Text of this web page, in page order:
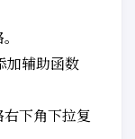
加辅助函数
右下角下拉复